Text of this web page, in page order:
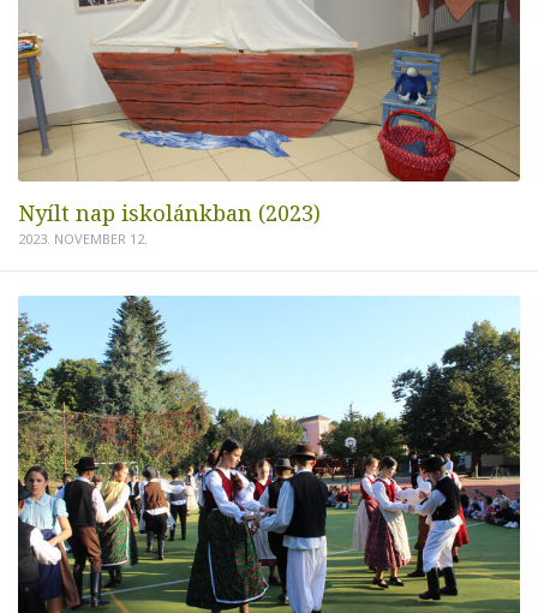
Nyílt nap iskolánkban (2023)
2023. NOVEMBER 12.